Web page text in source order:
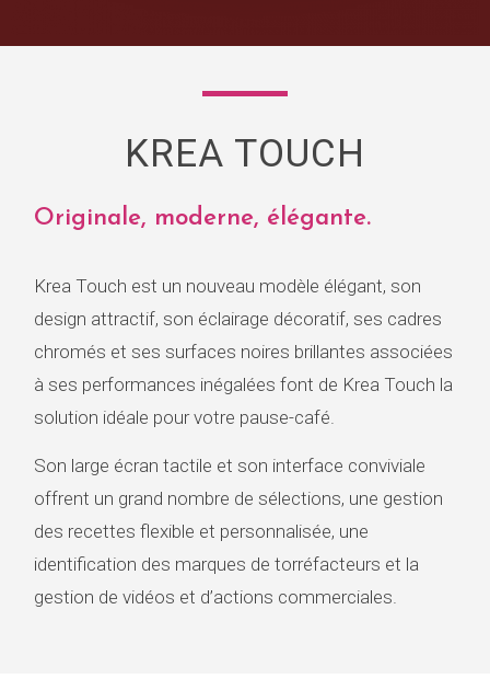
KREA TOUCH
Originale, moderne, élégante.
Krea Touch est un nouveau modèle élégant, son
design attractif, son éclairage décoratif, ses cadres
chromés et ses surfaces noires brillantes associées
à ses performances inégalées font de Krea Touch la
solution idéale pour votre pause-café.
Son large écran tactile et son interface conviviale
offrent un grand nombre de sélections, une gestion
des recettes flexible et personnalisée, une
identification des marques de torréfacteurs et la
gestion de vidéos et d’actions commerciales.